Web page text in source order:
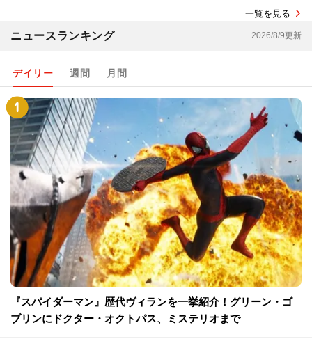
一覧を見る
ニュースランキング 2026/8/9更新
デイリー 週間 月間
『スパイダーマン』歴代ヴィランを一挙紹介！グリーン・ゴ
ブリンにドクター・オクトパス、ミステリオまで